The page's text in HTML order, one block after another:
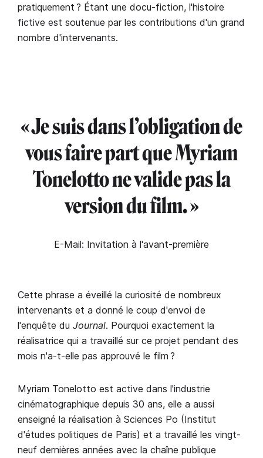
pratiquement ? Étant une docu-fiction, l'histoire
fictive est soutenue par les contributions d'un grand
nombre d'intervenants.
« Je suis dans l’obligation de
vous faire part que Myriam
Tonelotto ne valide pas la
version du film. »
E-Mail: Invitation à l'avant-première
Cette phrase a éveillé la curiosité de nombreux
intervenants et a donné le coup d'envoi de
l'enquête du Journal. Pourquoi exactement la
réalisatrice qui a travaillé sur ce projet pendant des
mois n'a-t-elle pas approuvé le film ?
Myriam Tonelotto est active dans l'industrie
cinématographique depuis 30 ans, elle a aussi
enseigné la réalisation à Sciences Po (Institut
d'études politiques de Paris) et a travaillé les vingt-
neuf dernières années avec la chaîne publique